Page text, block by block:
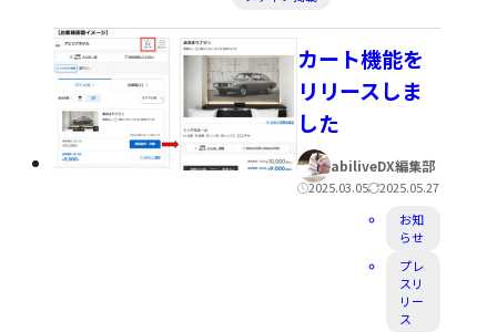
日:
日:
テ
ゴ
リ
ー:
カート機能を
リリースしま
した
著
者:
abiliveDX編集部
公2025.03.05更
新
2025.05.27
お知
らせ
プレ
スリ
リー
ス